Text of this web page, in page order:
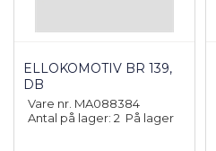
ELLOKOMOTIV BR 139,
DB
Vare nr. MA088384
Antal på lager: 2 På lager